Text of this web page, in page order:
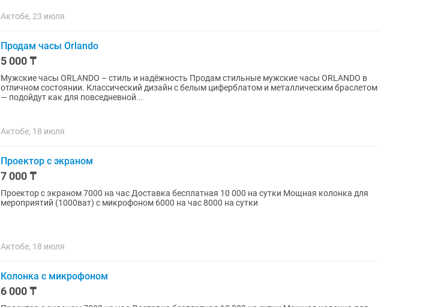
Актобе, 23 июля
Продам часы Orlando
5 000 ₸
Мужские часы ORLANDO – стиль и надёжность Продам стильные мужские часы ORLANDO в
отличном состоянии. Классический дизайн с белым циферблатом и металлическим браслетом
— подойдут как для повседневной...
Актобе, 18 июля
Проектор с экраном
7 000 ₸
Проектор с экраном 7000 на час Доставка бесплатная 10 000 на сутки Мощная колонка для
мероприятий (1000ват) с микрофоном 6000 на час 8000 на сутки
Актобе, 18 июля
Колонка с микрофоном
6 000 ₸